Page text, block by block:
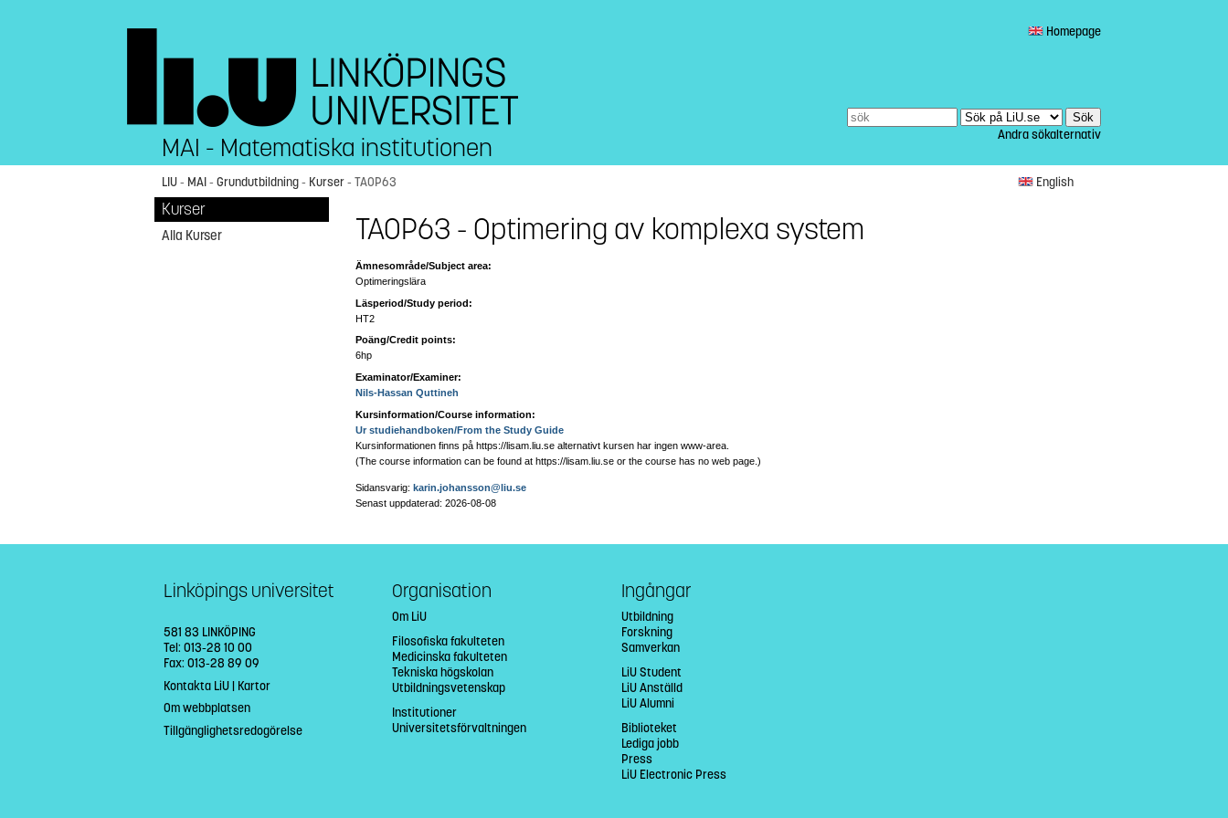
Homepage
Andra sökalternativ
MAI - Matematiska institutionen
LIU- MAI- Grundutbildning- Kurser- TAOP63 English
Kurser
Alla Kurser TAOP63 - Optimering av komplexa system
Ämnesområde/Subject area:
Optimeringslära
Läsperiod/Study period:
HT2
Poäng/Credit points:
6hp
Examinator/Examiner:
Nils-Hassan Quttineh
Kursinformation/Course information:
Ur studiehandboken/From the Study Guide
Kursinformationen finns på https://lisam.liu.se alternativt kursen har ingen www-area.
(The course information can be found at https://lisam.liu.se or the course has no web page .)
Sidansvarig:karin.johansson@liu.se
Senast uppdaterad: 2026-08-08
Linköpings universitet
581 83 LINKÖPING
Tel: 013-28 10 00
Fax: 013-28 89 09
Kontakta LiU| Kartor
Om webbplatsen
Tillgänglighetsredogörelse
Organisation
Om LiU
Filosofiska fakulteten
Medicinska fakulteten
Tekniska högskolan
Utbildningsvetenskap
Institutioner
Universitetsförvaltningen
Ingångar
Utbildning
Forskning
Samverkan
LiU Student
LiU Anställd
LiU Alumni
Biblioteket
Lediga jobb
Press
LiU Electronic Press